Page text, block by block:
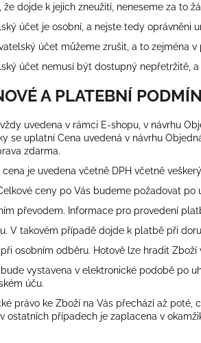
že dojde k jejich zneužití, neneseme za to
účet je osobní, a nejste tedy oprávněni
účet můžeme zrušit, a to zejména
účet nemusí být dostupný nepřetržitě,
A PLATEBNÍ
vždy uvedena v rámci E-shopu, v návrhu
se uplatní Cena uvedená v návrhu
zdarma.
cena je uvedena včetně DPH včetně
ceny po Vás budeme požadovat
převodem. Informace pro provedení
V takovém případě dojde k platbě při
osobním odběru. Hotově lze hradit
bude vystavena v elektronické podobě po
úču.
právo ke Zboží na Vás přechází až
ostatních případech je zaplacena v